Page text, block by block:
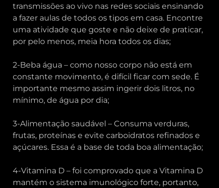
transmissões ao vivo nas redes sociais ensinando
a fazer aulas de todos os tipos em casa. Encontre
uma atividade que goste e não deixe de praticar,
por pelo menos, meia hora todos os dias;
2-Beba água – como nosso corpo não está em
constante movimento, é difícil ficar com sede. É
importante mesmo assim ingerir dois litros, no
mínimo, de água por dia;
3-Alimentação saudável – Consuma verduras,
frutas, proteínas e evite carboidratos refinados e
açúcares. Essa é a base de toda boa alimentação;
4-Vitamina D – foi comprovado que a Vitamina D
mantém o sistema imunológico forte, portanto,